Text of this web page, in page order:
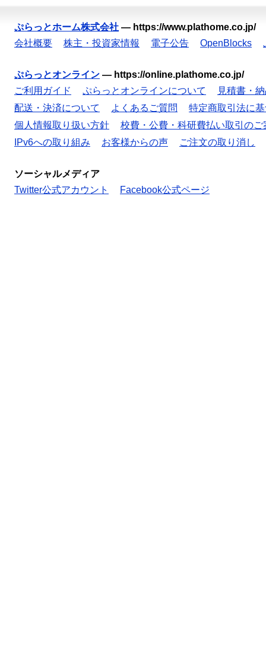
ぷらっとホーム株式会社 — https://www.plathome.co.jp/
会社概要
株主・投資家情報 電子公告 OpenBlocks
ぷらっとオンライン — https://online.plathome.co.jp/
ご利用ガイド
ぷらっとオンラインについて
見積書・
配送・決済について
よくあるご質問
特定商取引法に
個人情報取り扱い方針
校費・公費・科研費払い取引のご
IPv6への取り組み
お客様からの声 ご注文の取り消し
ソーシャルメディア
Twitter公式アカウント
Facebook公式ページ